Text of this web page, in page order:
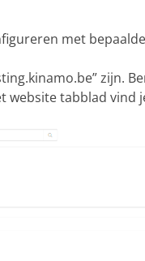
met
zijn.
website tabblad vind